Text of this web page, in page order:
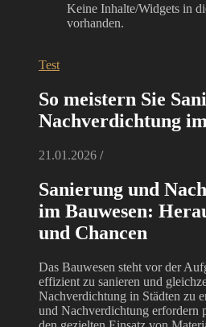
Keine Inhalte/Widgets in
vorhanden.
Test
So meistern Sie
Nachverdichtung
21.01.2026 /
Sanierung und
im Bauwesen:
und Chancen
Das Bauwesen steht vor der
effizient zu sanieren und
Nachverdichtung in Städten zu
und Nachverdichtung erfordern